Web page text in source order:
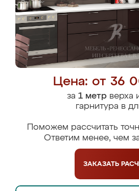
Цена: от 36
за 1 метрверха
гарнитура в
Поможем рассчитать
Ответим менее, чем
ЗАКАЗАТЬ